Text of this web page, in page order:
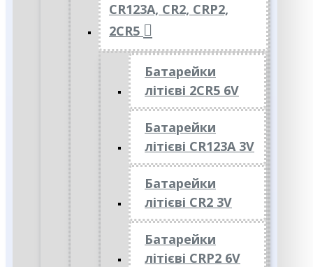
CR123A, CR2, CRP2,
2CR5
Батарейки
літієві 2CR5 6V
Батарейки
літієві CR123A 3V
Батарейки
літієві CR2 3V
Батарейки
літієві CRP2 6V